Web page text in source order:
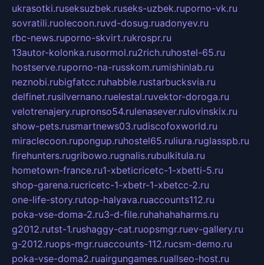
ukrasotki.ruseksuzbek.ruseks-uzbek.ruporno-vk.ru
sovratili.ruolecoon.ruvd-dosug.ruadonyev.ru
rbc-news.ruporno-skvirt.rukrospr.ru
13autor-kolonka.rusormol.ru2rich.ruhostel-65.ru
hostserve.ruporno-na-russkom.rumishinlab.ru
neznobi.rubigfatcc.ruhabble.rustarbucksvia.ru
delfinet.rusilvernano.ruelestal.ruvektor-doroga.ru
velotrenajery.rupronso54.rulenasever.rulovinskix.ru
show-pets.rusmartnews03.rudiscofoxworld.ru
miraclecoon.rupongup.ruhostel65.ruliura.ruglasspb.ru
firehunters.rugribowo.rugnalis.rubulkitula.ru
hometown-france.ru1-xbeticricetc-1-xbetti-5.ru
shop-garena.rucricetc-1-xbetr-1-xbetcc-2.ru
one-life-story.rutop-halyava.ruaccounts112.ru
poka-vse-doma-2.ru3-d-file.ruhahahaharms.ru
g2012.rutst-1.rushaggy-cat.ruopsmgr.ruev-gallery.ru
g-2012.ruops-mgr.ruaccounts-112.rucsm-demo.ru
poka-vse-doma2.ruairgungames.ruallseo-host.ru